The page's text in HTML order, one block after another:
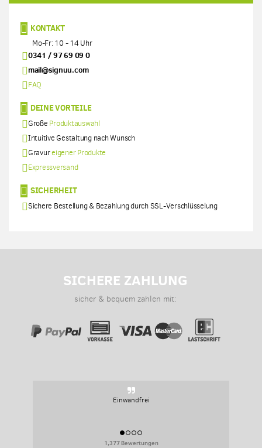
KONTAKT
Mo-Fr: 10 - 14 Uhr
0341 / 97 69 09 0
mail@signuu.com
FAQ
DEINE VORTEILE
Große Produktauswahl
Intuitive Gestaltung nach Wunsch
Gravureigener Produkte
Expressversand
SICHERHEIT
Sichere Bestellung & Bezahlung durch SSL-Verschlüsselung
SICHERE ZAHLUNG
sicher & bequem zahlen mit:
Einwandfrei
1,377 Bewertungen